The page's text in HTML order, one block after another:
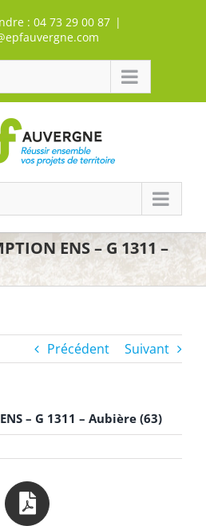
: 04 73 29 00 87 |
ENS – G 1311 –
Précédent Suivant
– G 1311 – Aubière (63)